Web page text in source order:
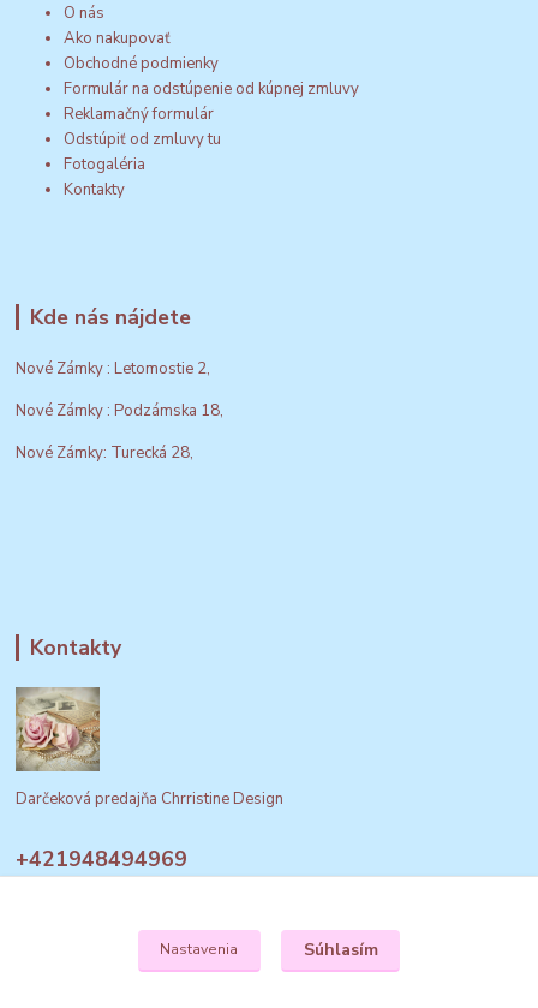
O nás
Ako nakupovať
Obchodné podmienky
Formulár na odstúpenie od kúpnej zmluvy
Reklamačný formulár
Odstúpiť od zmluvy tu
Fotogaléria
Kontakty
Kde nás nájdete
Nové Zámky : Letomostie 2,
Nové Zámky : Podzámska 18,
Nové Zámky: Turecká 28,
Kontakty
Darčeková predajňa Chrristine Design
+421948494969
obchod@izbovefontany.sk
Nastavenia Súhlasím